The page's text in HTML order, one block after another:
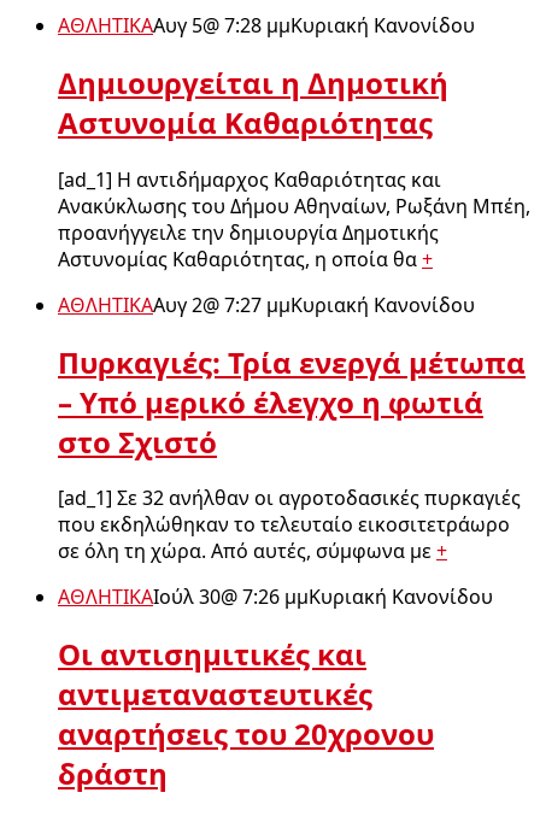
ΑΘΛΗΤΙΚΑΑυγ 5@7:28 μμΚυριακή Κανονίδου
Δημιουργείται η Δημοτική
Αστυνομία Καθαριότητας
[ad_1] Η αντιδήμαρχος Καθαριότητας και
Ανακύκλωσης του Δήμου Αθηναίων, Ρωξάνη Μπέη,
προανήγγειλε την δημιουργία Δημοτικής
Αστυνομίας Καθαριότητας, η οποία θα+
ΑΘΛΗΤΙΚΑΑυγ 2@7:27 μμΚυριακή Κανονίδου
Πυρκαγιές: Τρία ενεργά μέτωπα
– Υπό μερικό έλεγχο η φωτιά
στο Σχιστό
[ad_1] Σε 32 ανήλθαν οι αγροτοδασικές πυρκαγιές
που εκδηλώθηκαν το τελευταίο εικοσιτετράωρο
σε όλη τη χώρα. Από αυτές, σύμφωνα με+
ΑΘΛΗΤΙΚΑΙούλ 30@7:26 μμΚυριακή Κανονίδου
Οι αντισημιτικές και
αντιμεταναστευτικές
αναρτήσεις του 20χρονου
δράστη